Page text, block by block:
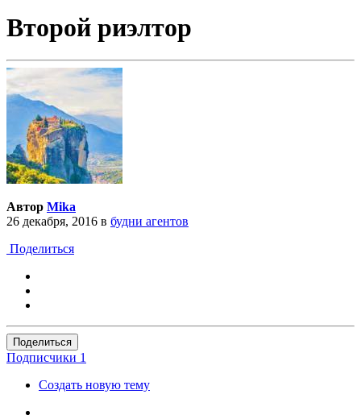
Второй риэлтор
Автор Mika
26 декабря, 2016 в будни агентов
Поделиться
Поделиться
Подписчики 1
Создать новую тему